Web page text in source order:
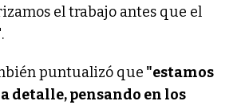
el trabajo antes que el
puntualizó que "estamos
detalle, pensando en los